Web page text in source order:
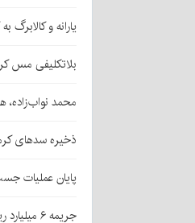
یارانه و کالابرگ
بلاتکلیفی مس
محمد
ذخیره سدهای کرمان به ۲۴۹ میلیون
پایان عملیات جست‌وجو در
جریمه ۶ میلیارد ریالی برای قاچاقچی نارنگی پاکستانی در بافت